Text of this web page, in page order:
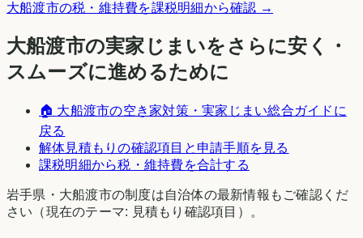
大船渡市の税・維持費を課税明細から確認 →
大船渡市の実家じまいをさらに安く・
スムーズに進めるために
🏠 大船渡市の空き家対策・実家じまい総合ガイドに
戻る
解体見積もりの確認項目と申請手順を見る
課税明細から税・維持費を合計する
岩手県 ・ 大船渡市の制度は自治体の最新情報もご確認くだ
さい（現在のテーマ: 見積もり確認項目 ）。